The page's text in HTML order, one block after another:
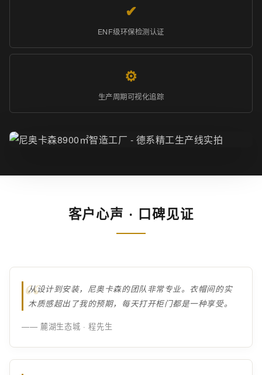
✔
ENF级环保检测认证
⚙
生产周期可视化追踪
客户心声 · 口碑见证
从设计到安装，尼奥卡森的团队非常专业。衣帽间的实
木质感超出了我的预期，每天打开柜门都是一种享受。
—— 麓湖生态城 · 程先生